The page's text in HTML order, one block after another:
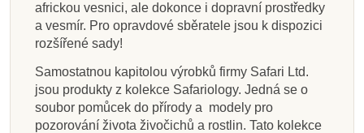
africkou vesnici, ale dokonce i dopravní prostředky
a vesmír. Pro opravdové sběratele jsou k dispozici
rozšířené sady!
Samostatnou kapitolou výrobků firmy Safari Ltd.
jsou produkty z kolekce Safariology. Jedná se o
soubor pomůcek do přírody a modely pro
pozorování života živočichů a rostlin. Tato kolekce